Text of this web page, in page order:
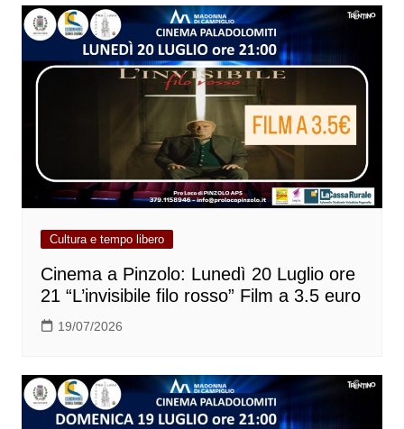
Cultura e tempo libero
Cinema a Pinzolo: Lunedì 20 Luglio ore
21 “L’invisibile filo rosso” Film a 3.5 euro
19/07/2026